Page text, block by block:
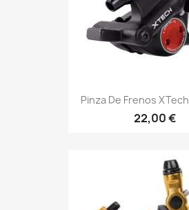
Pinza De Frenos
22,00 €